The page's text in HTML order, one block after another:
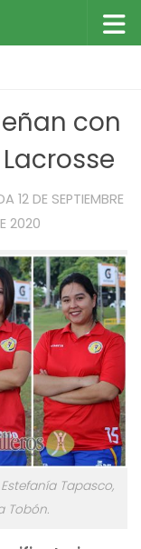
con
12 DE SEPTIEMBRE
2020
Tapasco,
Tobón.